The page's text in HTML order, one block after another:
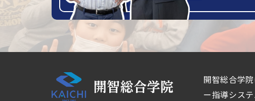
開智総合学
ー指導シス